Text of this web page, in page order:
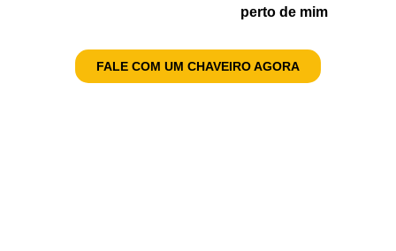
perto de mim
FALE COM UM CHAVEIRO AGORA